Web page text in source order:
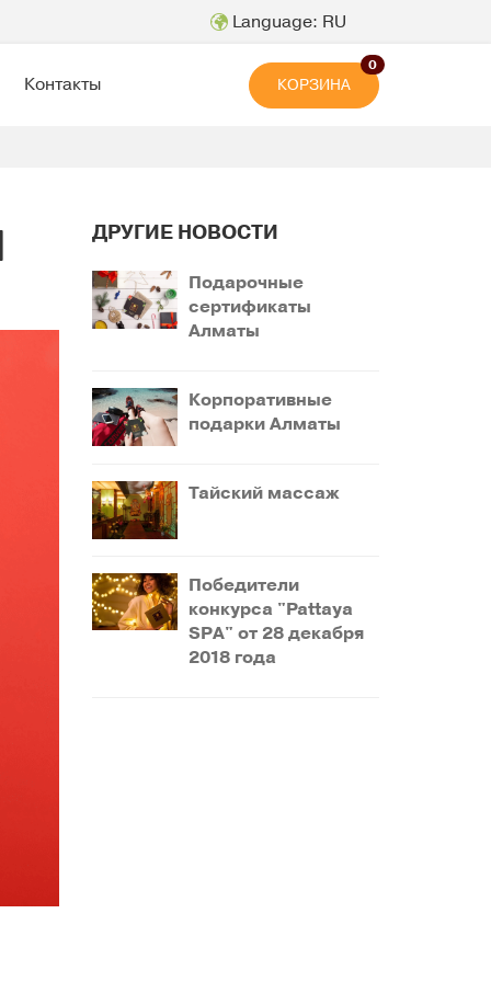
Language: RU
Контакты
0
КОРЗИНА
ДРУГИЕ НОВОСТИ
Подарочные
сертификаты
Алматы
Корпоративные
подарки Алматы
Тайский массаж
Победители
конкурса "Pattaya
SPA" от 28 декабря
2018 года